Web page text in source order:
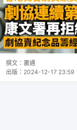
撰文： 蕭通
出版： 2024-12-17 23:59